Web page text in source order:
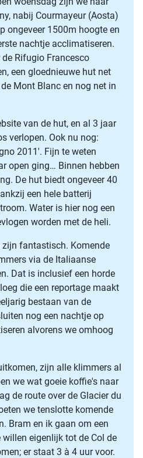
nabij Courmayeur (Aosta)
ongeveer 1500m hoogte en
nachtje acclimatiseren.
Rifugio Francesco
een gloednieuwe hut net
Mont Blanc en nog net in
van de hut, en al 3 jaar
verlopen. Ook nu nog:
2011'. Fijn te weten
open ging… Binnen hebben
De hut biedt ongeveer 40
een hele batterij
Water is hier nog een
worden met de heli.
zijn fantastisch. Komende
via de Italiaanse
Dat is inclusief een horde
die een reportage maakt
bestaan van de
nog een nachtje op
alvorens we omhoog
zijn alle klimmers al
we wat goeie koffie's naar
de route over de Glacier du
we tenslotte komende
Bram en ik gaan om een
eigenlijk tot de Col de
er staat 3 à 4 uur voor.